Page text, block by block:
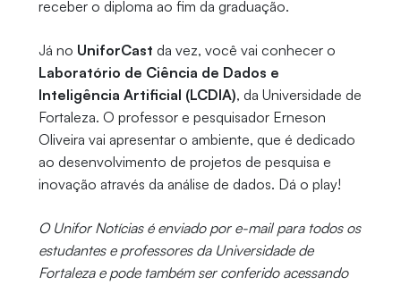
receber o diploma ao fim da graduação.
Já no UniforCast da vez, você vai conhecer o
Laboratório de Ciência de Dados e
Inteligência Artificial (LCDIA), da Universidade de
Fortaleza. O professor e pesquisador Erneson
Oliveira vai apresentar o ambiente, que é dedicado
ao desenvolvimento de projetos de pesquisa e
inovação através da análise de dados. Dá o play!
O Unifor Notícias é enviado por e-mail para todos os
estudantes e professores da Universidade de
Fortaleza e pode também ser conferido acessando